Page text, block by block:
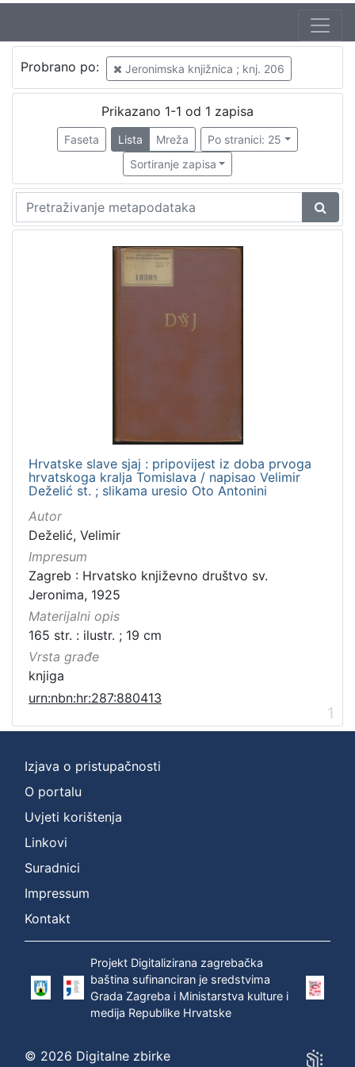
Probrano po: Jeronimska knjižnica ; knj. 206
Prikazano 1-1 od 1 zapisa
Faseta Lista Mreža
Po stranici: 25
Sortiranje zapisa
Hrvatske slave sjaj : pripovijest iz doba prvoga
hrvatskoga kralja Tomislava / napisao Velimir
Deželić st. ; slikama uresio Oto Antonini
Autor
Deželić, Velimir
Impresum
Zagreb : Hrvatsko književno društvo sv.
Jeronima, 1925
Materijalni opis
165 str. : ilustr. ; 19 cm
Vrsta građe
knjiga
urn:nbn:hr:287:880413
1
Izjava o pristupačnosti
O portalu
Uvjeti korištenja
Linkovi
Suradnici
Impressum
Kontakt
Projekt Digitalizirana zagrebačka
baština sufinanciran je sredstvima
Grada Zagreba i Ministarstva kulture i
medija Republike Hrvatske
© 2026 Digitalne zbirke